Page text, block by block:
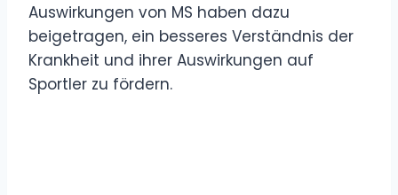
Auswirkungen von MS haben dazu
beigetragen, ein besseres Verständnis der
Krankheit und ihrer Auswirkungen auf
Sportler zu fördern.